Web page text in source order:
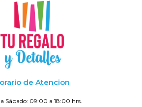
de Atencion
a Sábado: 09:00 a 18:00 hrs.